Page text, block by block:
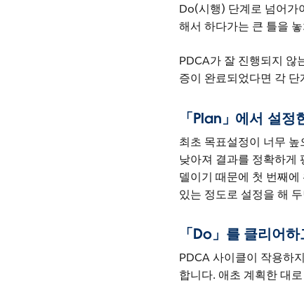
Do(시행) 단계로 넘어가
해서 하다가는 큰 틀을
PDCA가 잘 진행되지 않
증이 완료되었다면 각
「Plan」에서 설
최초 목표설정이 너무
낮아져 결과를 정확하게
델이기 때문에 첫 번째
있는 정도로 설정을 해
「Do」를 클리어
PDCA 사이클이 작용하
합니다. 애초 계획한 대